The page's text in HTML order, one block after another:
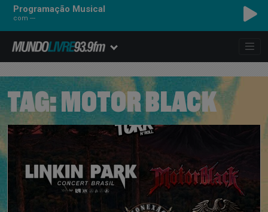
Programação Musical
com ---
TAG: MOTOR BLACK